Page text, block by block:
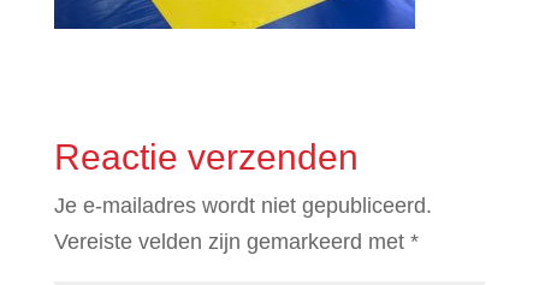
Reactie verzenden
Je e-mailadres wordt niet gepubliceerd.
Vereiste velden zijn gemarkeerd met *